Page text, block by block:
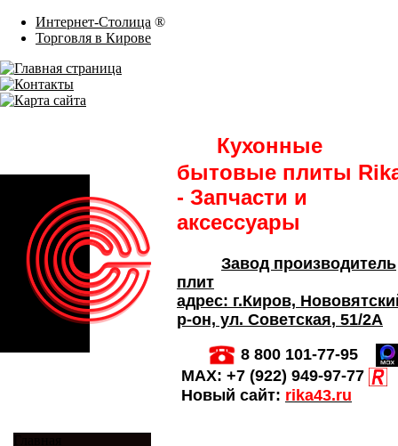
Интернет-Столица ®
Торговля в Кирове
Кухонные
бытовые плиты
- Запчасти и
аксессуары
Завод производитель
плит
адрес: г.Киров,
р-он, ул. Советская, 51/2А
8 800 101-77-95
MAX: +7 (922) 949-97-77
Новый сайт: rika43.ru